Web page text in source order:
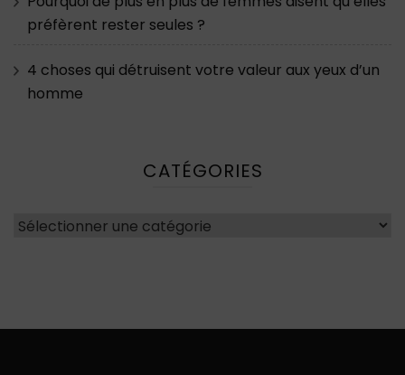
préfèrent rester seules ?
4 choses qui détruisent votre valeur aux yeux d’un
homme
CATÉGORIES
Catégories